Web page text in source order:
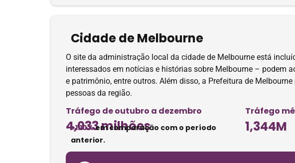
Cidade de Melbourne
O site da administração local da cidade de Melbourne está
interessados ​​em notícias e histórias sobre Melbourne – podem
e patrimônio, entre outros. Além disso, a Prefeitura de
pessoas da região.
Tráfego de outubro a dezembro
4,033 milhões
+1.10%em comparação com o período
anterior.
Tráfego
1,344M